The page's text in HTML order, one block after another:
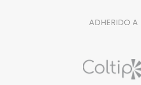
ADHERIDO A